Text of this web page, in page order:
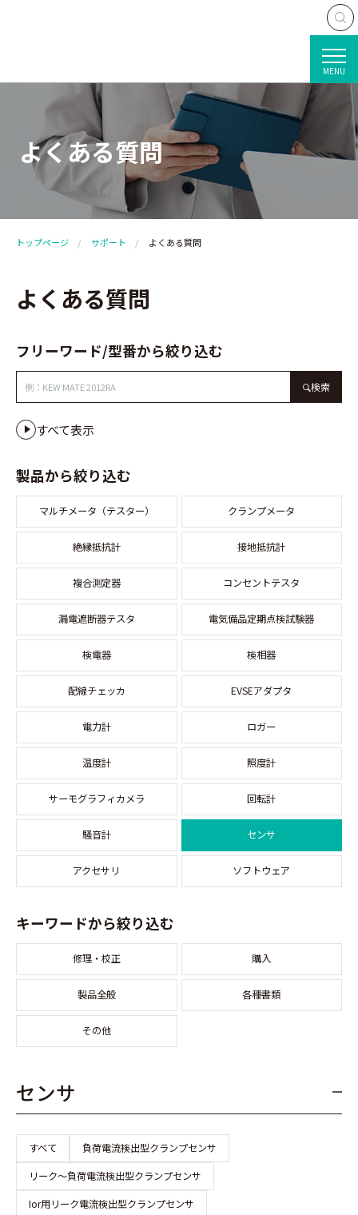
MENU
よくある質問
トップページ サポート よくある質問
よくある質問
フリーワード/型番から絞り込む
検索
すべて表示
製品から絞り込む
マルチメータ（テスター） クランプメータ
絶縁抵抗計 接地抵抗計
複合測定器 コンセントテスタ
漏電遮断器テスタ 電気備品定期点検試験器
検電器 検相器
配線チェッカ EVSEアダプタ
電力計 ロガー
温度計 照度計
サーモグラフィカメラ 回転計
騒音計 センサ
アクセサリ ソフトウェア
キーワードから絞り込む
修理・校正 購入
製品全般 各種書類
その他
センサ
すべて
負荷電流検出型クランプセンサ
リーク～負荷電流検出型クランプセンサ
Ior用リーク電流検出型クランプセンサ